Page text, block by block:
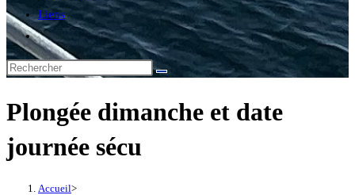
Liens
Toggle
website
search
Plongée dimanche et date
journée sécu
Accueil>